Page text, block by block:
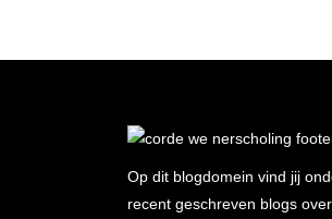
Op dit blogdomein vind jij
recent geschreven blogs